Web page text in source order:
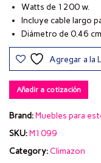
Watts de 1200 w.
Incluye cable largo
Diámetro de 0.46
Agregar a la
Añadir a cotización
Brand:Muebles para
SKU:M1099
Category:Climazon